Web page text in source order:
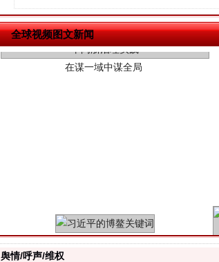
全球视频图文新闻
舆情/呼声/维权